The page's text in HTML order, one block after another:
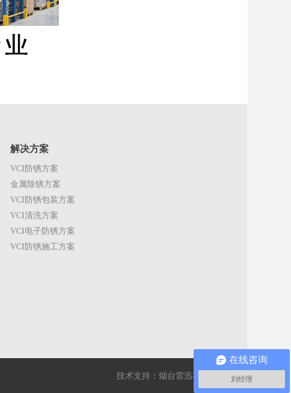
解决方案
VCI防锈方案
金属除锈方案
VCI防锈包装方案
VCI清洗方案
VCI电子防锈方案
VCI防锈施工方案
技术支持：烟台雷迅在线
在线咨询
刘经理